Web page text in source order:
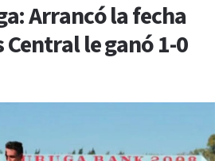
Arrancó la fecha
Central le ganó 1-0